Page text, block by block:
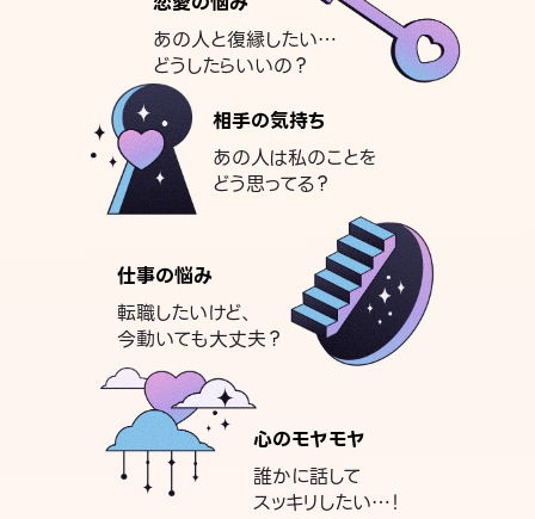
あの人と復縁したい…
どうしたらいいの？
相手の気持ち
あの人は私のことを
どう思ってる？
仕事の悩み
転職したいけど、
今動いても大丈夫？
心のモヤモヤ
誰かに話して
スッキリしたい…！